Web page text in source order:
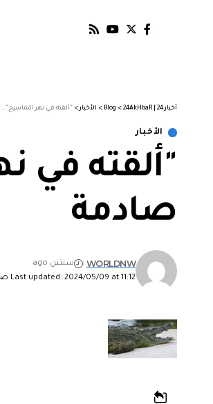
أخبار 24 | 24AkHbaR >
Blog
> الأخبار > "ألقته في نهر
الأخبار
"ألقته في
صادمة
Last updated: 2024/05/09 at 11:12 صباحًا
WORLDNW
سنتين ago